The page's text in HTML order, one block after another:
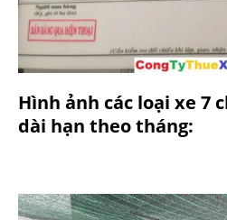
Hình ảnh các loại xe 7
dài hạn theo tháng: